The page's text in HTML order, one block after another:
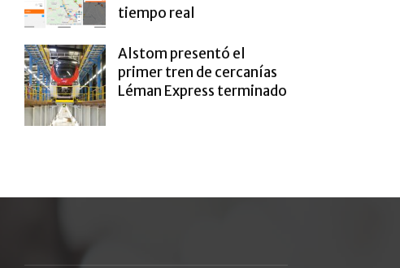
tiempo real
Alstom presentó el
primer tren de cercanías
Léman Express terminado